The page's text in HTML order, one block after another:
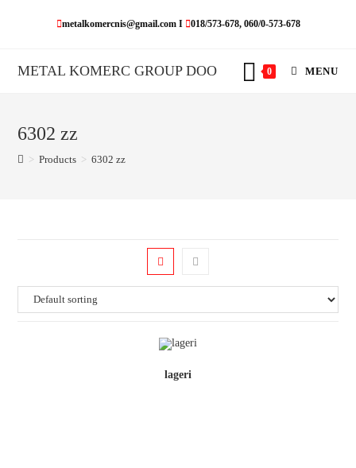
metalkomercnis@gmail.com I 018/573-678, 060/0-573-678
METAL KOMERC GROUP DOO 0 MENU
6302 zz
> Products > 6302 zz
lageri